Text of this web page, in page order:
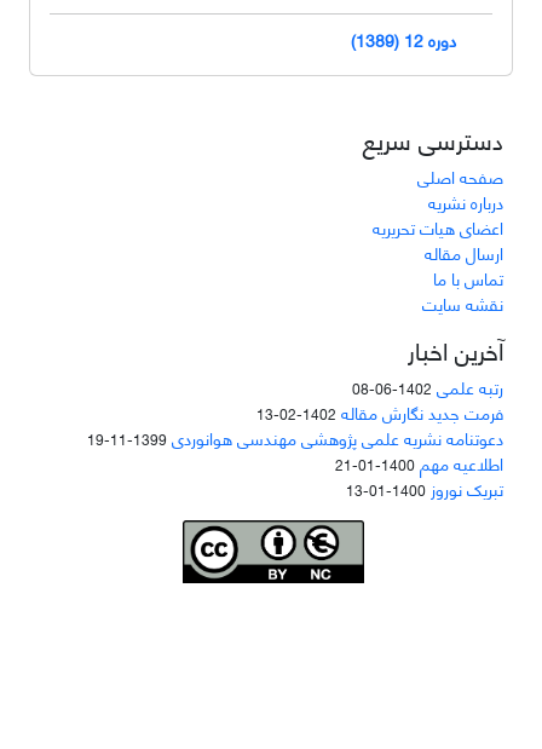
دوره 12 (1389)
دسترسی سریع
صفحه اصلی
درباره نشریه
اعضای هیات تحریریه
ارسال مقاله
تماس با ما
نقشه سایت
آخرین اخبار
رتبه علمی 1402-06-08
فرمت جدید نگارش مقاله 1402-02-13
دعوتنامه نشریه علمی پژوهشی مهندسی هوانوردی1399-11-19
اطلاعیه مهم1400-01-21
تبریک نوروز 1400-01-13